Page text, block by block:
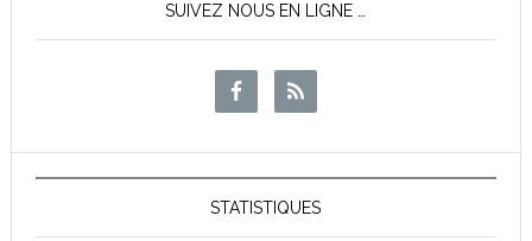
SUIVEZ NOUS EN LIGNE …
STATISTIQUES